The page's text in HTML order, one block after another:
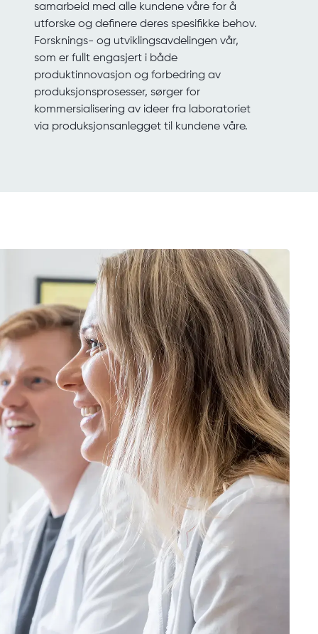
samarbeid med alle kundene våre for å
utforske og definere deres spesifikke behov.
Forsknings- og utviklingsavdelingen vår,
som er fullt engasjert i både
produktinnovasjon og forbedring av
produksjonsprosesser, sørger for
kommersialisering av ideer fra laboratoriet
via produksjonsanlegget til kundene våre.